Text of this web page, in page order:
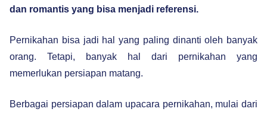
dan romantis yang bisa menjadi referensi.
Pernikahan bisa jadi hal yang paling dinanti oleh banyak
orang. Tetapi, banyak hal dari pernikahan yang
memerlukan persiapan matang.
Berbagai persiapan dalam upacara pernikahan, mulai dari